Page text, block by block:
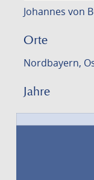
Johannes von
Orte
Nordbayern,
Jahre